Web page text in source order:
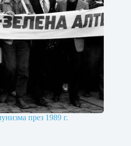
през 1989 г.